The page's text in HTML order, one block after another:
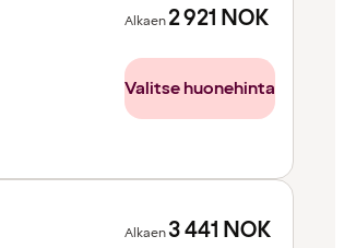
Alkaen2 921 NOK
Valitse huonehinta
Alkaen3 441 NOK